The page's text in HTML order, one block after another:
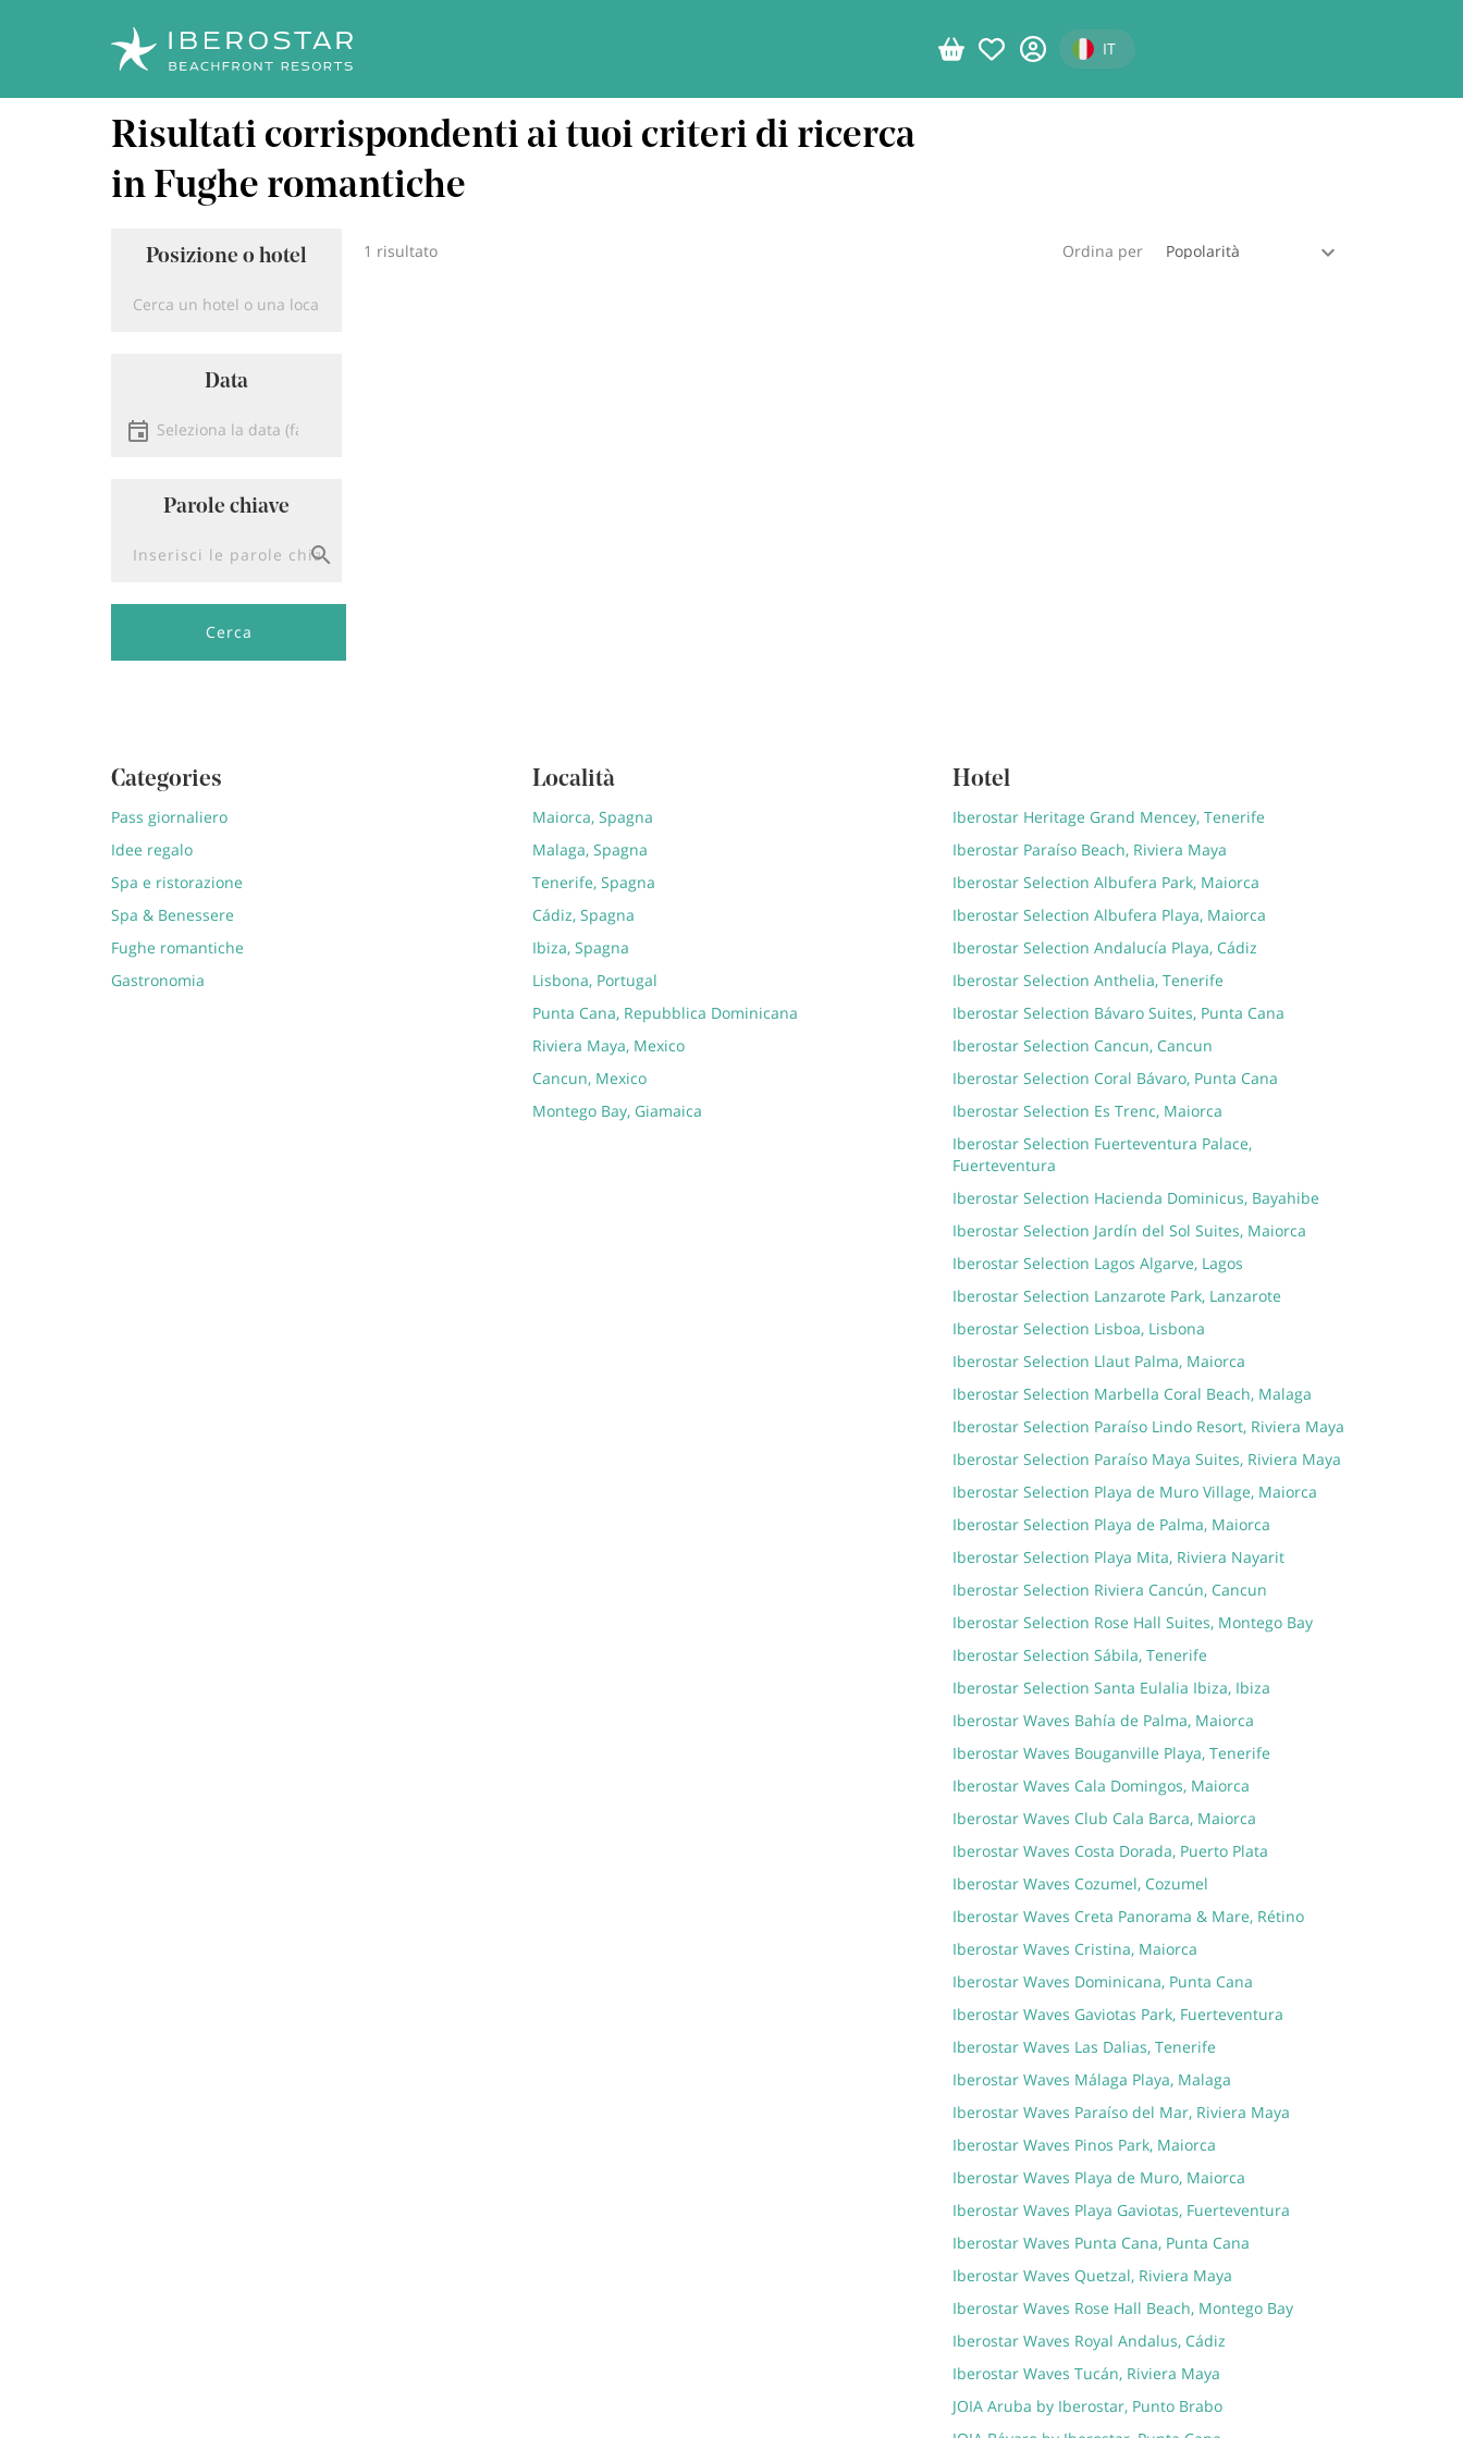
Select your language
IT
Risultati corrispondenti ai tuoi criteri di ricerca
in Fughe romantiche
Posizione o hotel
Data
Seleziona la data
Parole chiave
Cerca
Ordina per
1 risultato
Categories
Pass giornaliero
Idee regalo
Spa e ristorazione
Spa & Benessere
Fughe romantiche
Gastronomia
Località
Maiorca, Spagna
Malaga, Spagna
Tenerife, Spagna
Cádiz, Spagna
Ibiza, Spagna
Lisbona, Portugal
Punta Cana, Repubblica Dominicana
Riviera Maya, Mexico
Cancun, Mexico
Montego Bay, Giamaica
Hotel
Iberostar Heritage Grand Mencey, Tenerife
Iberostar Paraíso Beach, Riviera Maya
Iberostar Selection Albufera Park, Maiorca
Iberostar Selection Albufera Playa, Maiorca
Iberostar Selection Andalucía Playa, Cádiz
Iberostar Selection Anthelia, Tenerife
Iberostar Selection Bávaro Suites, Punta Cana
Iberostar Selection Cancun, Cancun
Iberostar Selection Coral Bávaro, Punta Cana
Iberostar Selection Es Trenc, Maiorca
Iberostar Selection Fuerteventura Palace,
Fuerteventura
Iberostar Selection Hacienda Dominicus, Bayahibe
Iberostar Selection Jardín del Sol Suites, Maiorca
Iberostar Selection Lagos Algarve, Lagos
Iberostar Selection Lanzarote Park, Lanzarote
Iberostar Selection Lisboa, Lisbona
Iberostar Selection Llaut Palma, Maiorca
Iberostar Selection Marbella Coral Beach, Malaga
Iberostar Selection Paraíso Lindo Resort, Riviera Maya
Iberostar Selection Paraíso Maya Suites, Riviera Maya
Iberostar Selection Playa de Muro Village, Maiorca
Iberostar Selection Playa de Palma, Maiorca
Iberostar Selection Playa Mita, Riviera Nayarit
Iberostar Selection Riviera Cancún, Cancun
Iberostar Selection Rose Hall Suites, Montego Bay
Iberostar Selection Sábila, Tenerife
Iberostar Selection Santa Eulalia Ibiza, Ibiza
Iberostar Waves Bahía de Palma, Maiorca
Iberostar Waves Bouganville Playa, Tenerife
Iberostar Waves Cala Domingos, Maiorca
Iberostar Waves Club Cala Barca, Maiorca
Iberostar Waves Costa Dorada, Puerto Plata
Iberostar Waves Cozumel, Cozumel
Iberostar Waves Creta Panorama & Mare, Rétino
Iberostar Waves Cristina, Maiorca
Iberostar Waves Dominicana, Punta Cana
Iberostar Waves Gaviotas Park, Fuerteventura
Iberostar Waves Las Dalias, Tenerife
Iberostar Waves Málaga Playa, Malaga
Iberostar Waves Paraíso del Mar, Riviera Maya
Iberostar Waves Pinos Park, Maiorca
Iberostar Waves Playa de Muro, Maiorca
Iberostar Waves Playa Gaviotas, Fuerteventura
Iberostar Waves Punta Cana, Punta Cana
Iberostar Waves Quetzal, Riviera Maya
Iberostar Waves Rose Hall Beach, Montego Bay
Iberostar Waves Royal Andalus, Cádiz
Iberostar Waves Tucán, Riviera Maya
JOIA Aruba by Iberostar, Punto Brabo